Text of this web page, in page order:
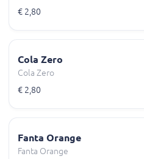
€ 2,80
Cola Zero
Cola Zero
€ 2,80
Fanta Orange
Fanta Orange